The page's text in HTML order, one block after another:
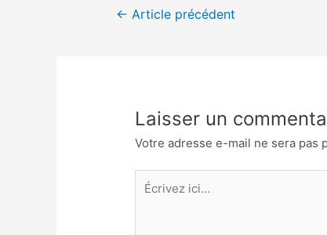
Navigation
← Article précédent
Laisser un
Votre adresse e-mail ne sera pas
Écrivez
ici…